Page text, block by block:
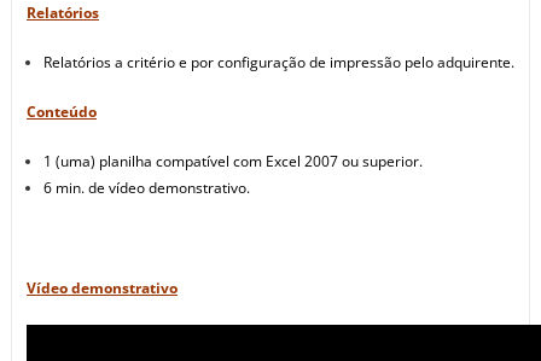
Relatórios
Relatórios a critério e por configuração de impressão pelo adquirente.
Conteúdo
1 (uma) planilha compatível com Excel 2007 ou superior.
6 min. de vídeo demonstrativo.
Vídeo demonstrativo